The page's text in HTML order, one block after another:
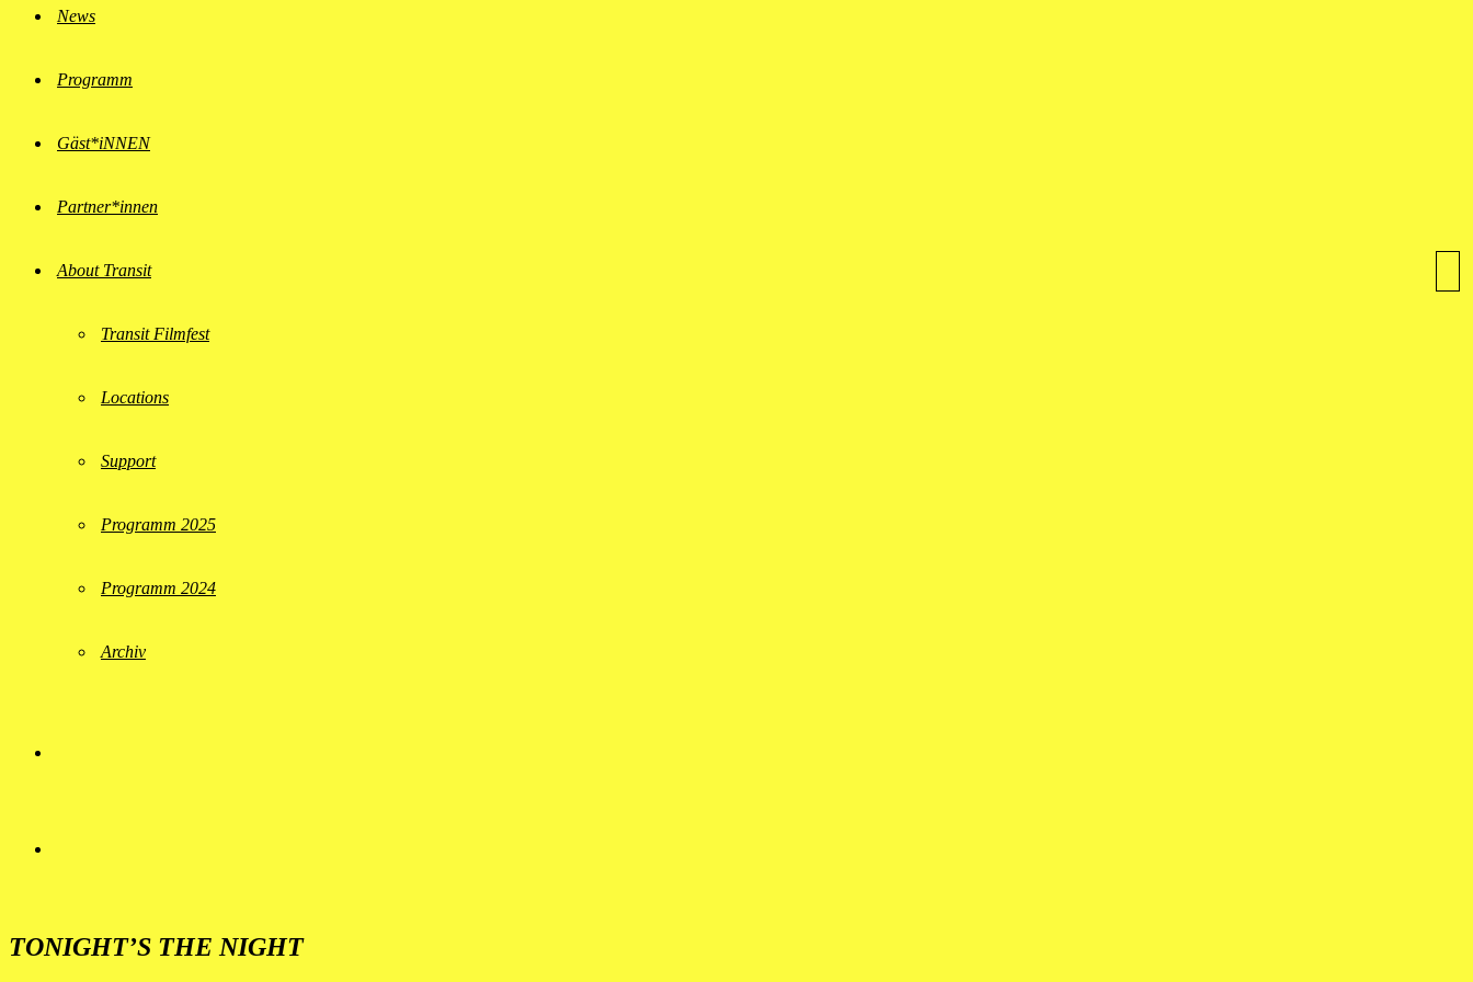
News
Programm
Gäst*iNNEN
Partner*innen
About Transit
Transit Filmfest
Locations
Support
Programm 2025
Programm 2024
Archiv
TONIGHT’S THE NIGHT